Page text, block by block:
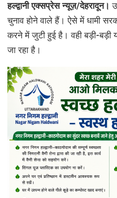
हल्द्वानी एक्सप्रेस न्यूज़/देहरादून।
चुनाव होने वाले हैं। ऐसे में धामी
करने में जुटी हुई है। वही बड़ी-बड़ी
जा रहा है।